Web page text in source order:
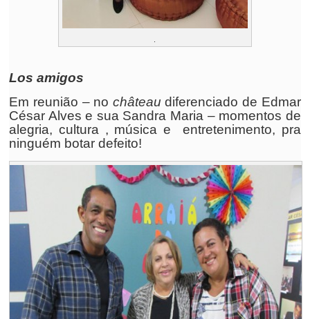
Los amigos
Em reunião – no château diferenciado de Edmar
César Alves e sua Sandra Maria – momentos de
alegria, cultura , música e entretenimento, pra
ninguém botar defeito!